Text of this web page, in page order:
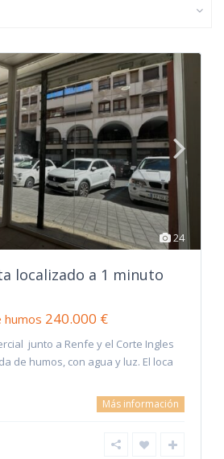
24
localizado a 1 minuto
humos 240.000 €
junto a Renfe y el Corte Ingles
de humos, con agua y luz. El loca
Más información